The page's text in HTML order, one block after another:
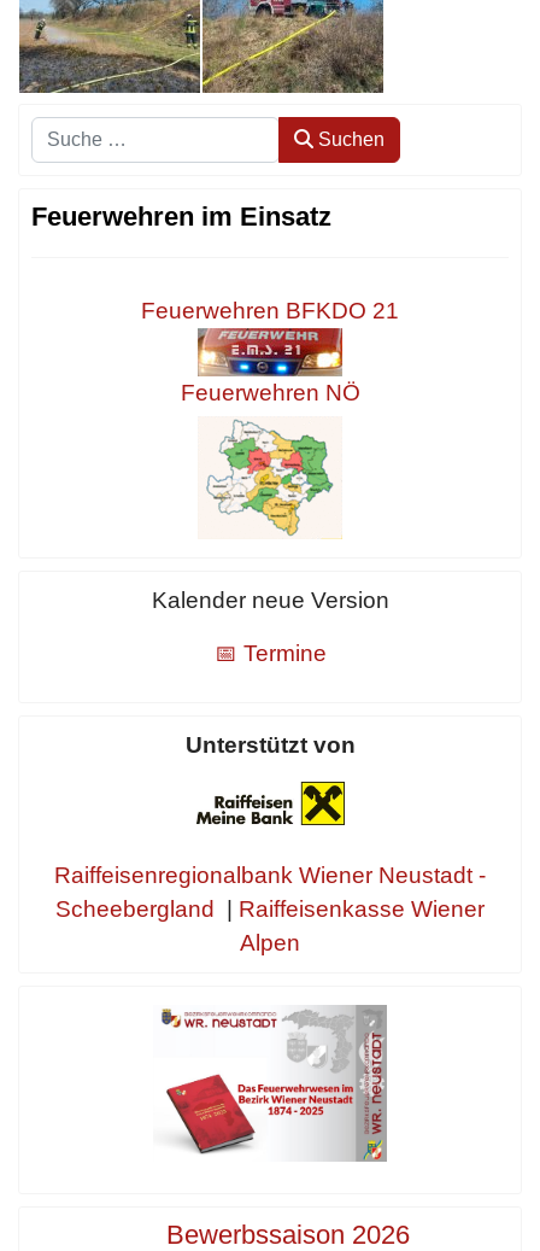
Suchen Suchen
Feuerwehren im Einsatz
Feuerwehren BFKDO 21
Feuerwehren NÖ
Kalender neue Version
📅 Termine
Unterstützt von
Raiffeisenregionalbank Wiener Neustadt -
Scheebergland
Raiffeisenkasse Wiener
Alpen
Bewerbssaison 2026